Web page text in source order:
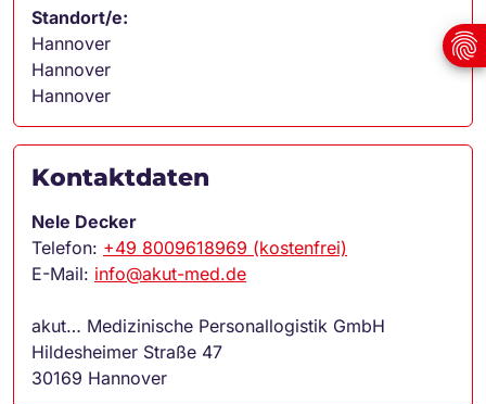
Standort/e:
Hannover
Hannover
Hannover
Kontaktdaten
Nele Decker
Telefon: +49 8009618969 (kostenfrei)
E-Mail: info@akut-med.de
akut… Medizinische Personallogistik GmbH
Hildesheimer Straße 47
30169 Hannover